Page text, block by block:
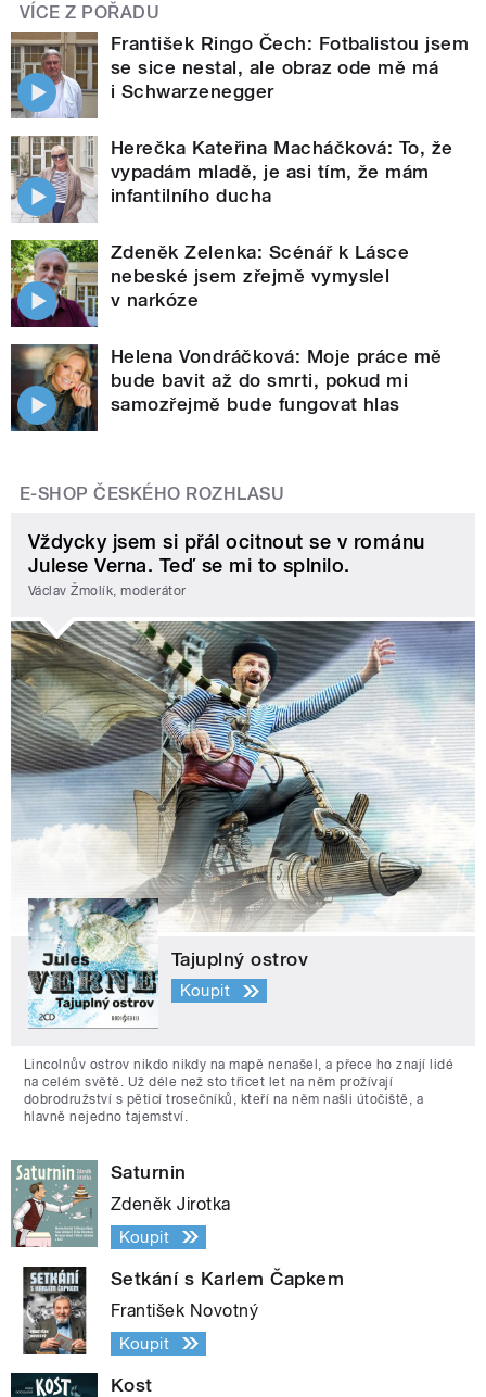
VÍCE Z POŘADU
František Ringo Čech: Fotbalistou jsem
se sice nestal, ale obraz ode mě má
i Schwarzenegger
Herečka Kateřina Macháčková: To, že
vypadám mladě, je asi tím, že mám
infantilního ducha
Zdeněk Zelenka: Scénář k Lásce
nebeské jsem zřejmě vymyslel
v narkóze
Helena Vondráčková: Moje práce mě
bude bavit až do smrti, pokud mi
samozřejmě bude fungovat hlas
E-SHOP ČESKÉHO ROZHLASU
Vždycky jsem si přál ocitnout se v románu
Julese Verna. Teď se mi to splnilo.
Václav Žmolík, moderátor
Tajuplný ostrov
Koupit
Lincolnův ostrov nikdo nikdy na mapě nenašel, a přece ho znají lidé
na celém světě. Už déle než sto třicet let na něm prožívají
dobrodružství s pěticí trosečníků, kteří na něm našli útočiště, a
hlavně nejedno tajemství.
Saturnin
Zdeněk Jirotka
Koupit
Setkání s Karlem Čapkem
František Novotný
Koupit
Kost